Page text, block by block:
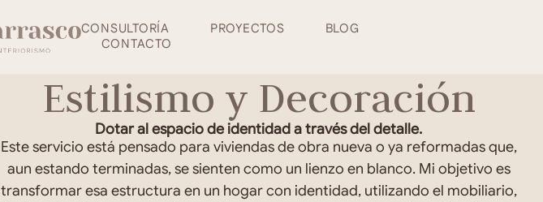
CONSULTORÍA PROYECTOS
BLOG
CONTACTO
Estilismo y Decoración
Dotar al espacio de identidad a través del detalle.
Este servicio está pensado para viviendas de obra nueva o ya reformadas que,
aun estando terminadas, se sienten como un lienzo en blanco. Mi objetivo es
transformar esa estructura en un hogar con identidad, utilizando el mobiliario,